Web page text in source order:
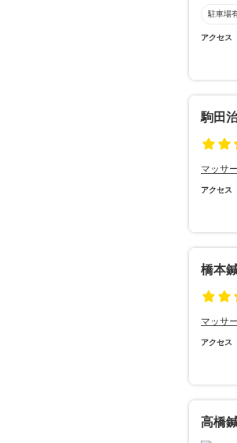
駐車場
アクセス
駒田
マッサ
アクセス
橋本
マッサ
アクセス
高橋